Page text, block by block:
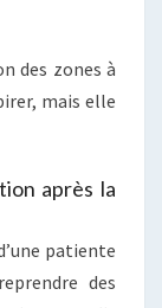
des zones à
mais elle
après la
patiente
des